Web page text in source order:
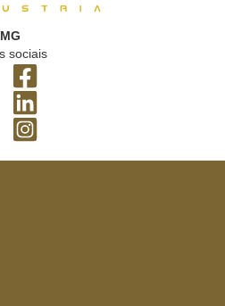
sociais